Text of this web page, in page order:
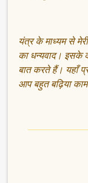
यंत्र के माध्यम से
का धन्यवाद। इसके
बात करते हैं। यहाँ
आप बहुत बढ़िया